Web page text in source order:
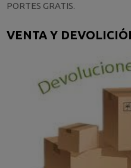
PORTES GRATIS.
VENTA Y